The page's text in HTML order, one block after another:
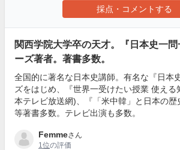
採点・コメントする
関西学院大学卒の天才。『日本史一問
ーズ著者。著書多数。
全国的に著名な日本史講師。有名な『日本
ズをはじめ、『世界一受けたい授業 使える
本テレビ放送網)、『「米中韓」と日本の歴
等著書多数。テレビ出演も多数。
Femmeさん
1位の評価